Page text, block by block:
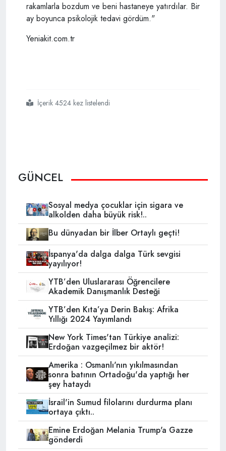
rakamlarla bozdum ve beni hastaneye yatırdılar. Bir
ay boyunca psikolojik tedavi gördüm."
Yeniakit.com.tr
#114
#hareketi
#tehlike
#saçıyorİçerik 4524 kez listelendi
GÜNCEL
Sosyal medya çocuklar için sigara ve
alkolden daha büyük risk!..
Bu dünyadan bir İlber Ortaylı geçti!
İspanya'da dalga dalga Türk sevgisi
yayılıyor!
YTB’den Uluslararası Öğrencilere
Akademik Danışmanlık Desteği
YTB’den Kıta’ya Derin Bakış: Afrika
Yıllığı 2024 Yayımlandı
New York Times'tan Türkiye analizi:
Erdoğan vazgeçilmez bir aktör!
Amerika : Osmanlı'nın yıkılmasından
sonra batının Ortadoğu'da yaptığı her
şey hataydı
İsrail'in Sumud filolarını durdurma planı
ortaya çıktı..
Emine Erdoğan Melania Trump'a Gazze
gönderdi